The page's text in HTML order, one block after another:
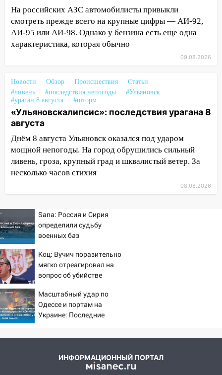
15:17 В колледжи и техникумы
Ульяновской области подали более 10
тысяч заявлений
15:04 Фоторепортаж с улиц Ульяновска
после шторма: поваленные деревья и
14:28
Ураган вырвал остановку на улице
Деева в Заволжье
14:26 Жители Ульяновска сами
пытаются расчистить ливнёвки, не
дождавшись коммунальщиков
14:16 Шторм продолжает ломать город:
на улице Любови Шевцовой рухнул
мошенники под видом преподавателя
14:12
Куда жаловаться ульяновцам на
упавшее дерево или затопленную улицу
после непогоды
13:59
В Новом городе ураганным
ветром сорвало опалубку со
строящегося дома
13:54
В мэрии Ульяновска рассказали,
как устраняют последствия мощного
Ульяновск: дерево рухнуло на дом на
На российских АЗС автомобилисты привыкли
смотреть прежде всего на крупные цифры — АИ-92,
АИ-95 или АИ-98. Однако у бензина есть еще одна
характеристика, которая обычно
09.08.2026
Новости Обзор Происшествия
Статьи
#ливень
#последствия непогоды
#Ульяновск
#ураган 8 августа
#шторм
«Ульяновскалипсис»: последствия урагана 8
августа
Днём 8 августа Ульяновск оказался под ударом
мощной непогоды. На город обрушились сильный
ливень, гроза, крупный град и шквалистый ветер. За
несколько часов стихия
08.08.2026
Sana: Россия и Сирия
определили судьбу
военных баз
Коц: Вучич поразительно
мягко отреагировал на
вопрос об убийстве
Масштабный удар по
Одессе и портам на
Украине: Последние
ИНФОРМАЦИОННЫЙ ПОРТАЛ